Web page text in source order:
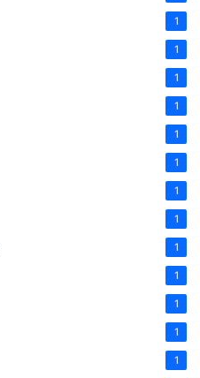
1
1
1
1
1
1
1
1
1
1
1
1
1